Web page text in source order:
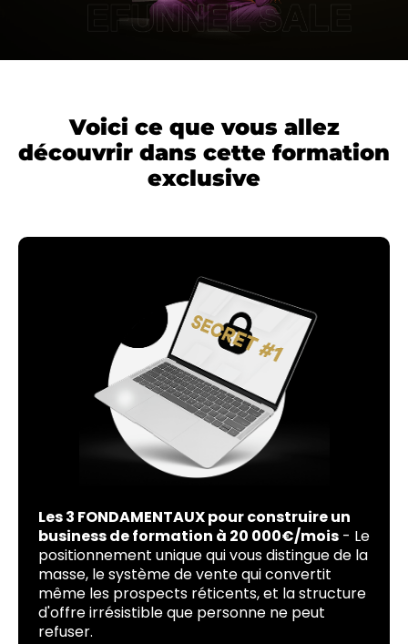
Voici ce que vous allez
découvrir dans cette formation
exclusive
Les 3 FONDAMENTAUX pour construire un
business de formation à 20 000€/mois - Le
positionnement unique qui vous distingue de la
masse, le système de vente qui convertit
même les prospects réticents, et la structure
d'offre irrésistible que personne ne peut
refuser.